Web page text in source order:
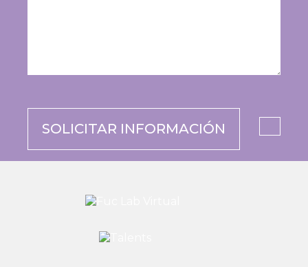
SOLICITAR INFORMACIÓN